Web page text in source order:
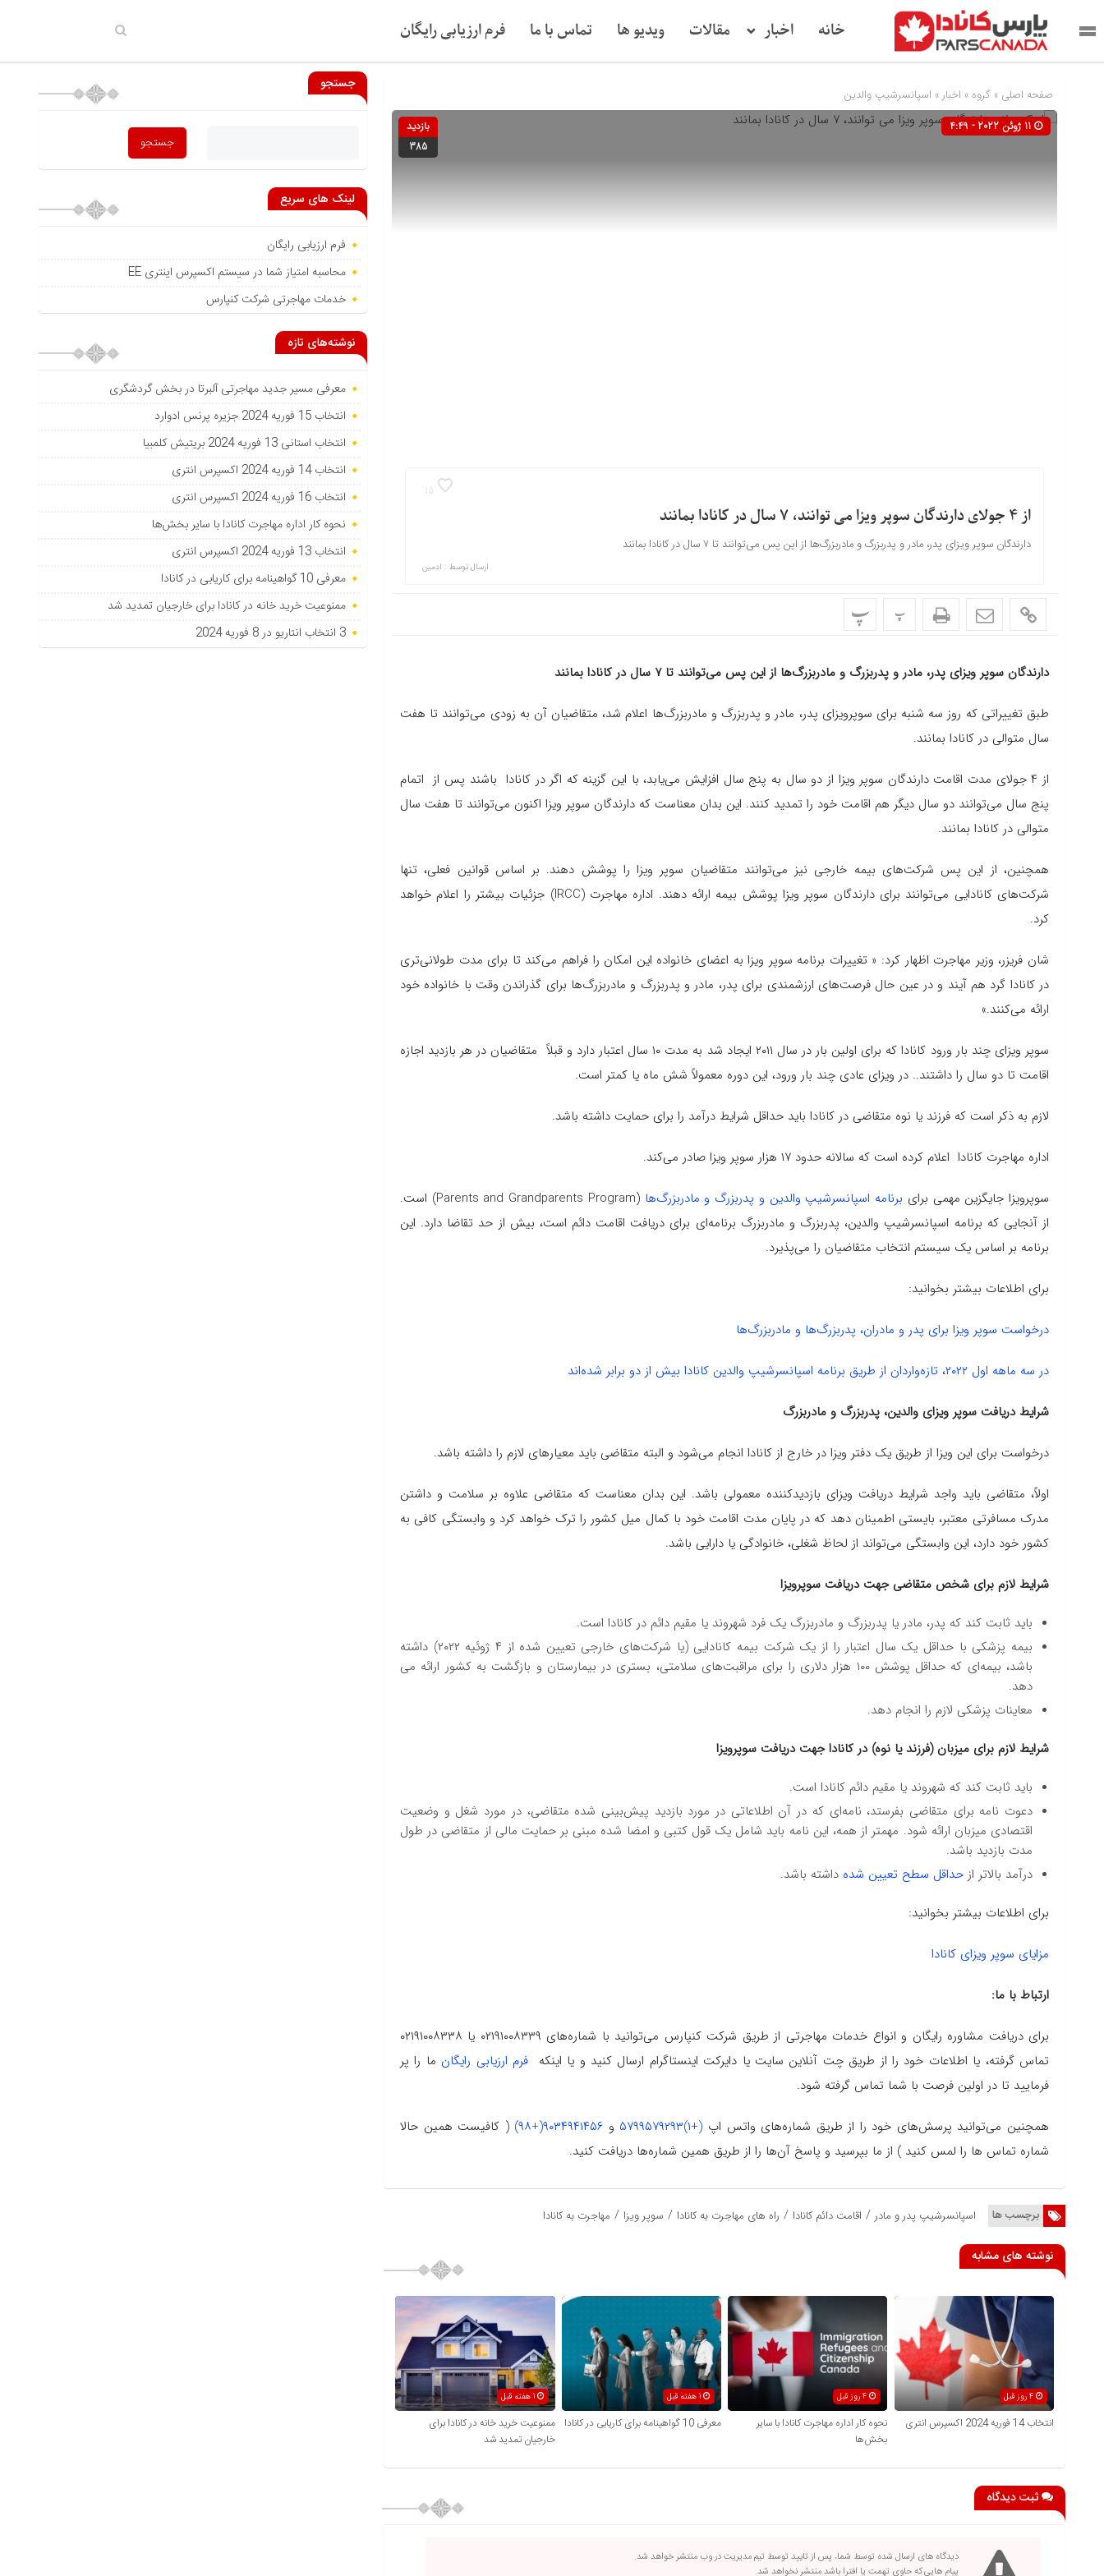
خانه اخبار مقالات ویدیو ها تماس با ما فرم ارزیابی رایگان
صفحه اصلی » گروه » اخبار » اسپانسرشیپ والدین
بازدید
385
15
از ۴ جولای دارندگان سوپر ویزا می توانند، ۷ سال در کانادا بمانند
دارندگان سوپر ویزای پدر، مادر و پدربزرگ‌ و مادربزرگ‌ها از این پس می‌توانند تا ۷ سال در کانادا بمانند
ارسال توسط : ادمین
پ پ
دارندگان سوپر ویزای پدر، مادر و پدربزرگ‌ و مادربزرگ‌ها از این پس می‌توانند تا ۷ سال در کانادا بمانند
طبق تغییراتی که روز سه شنبه برای سوپرویزای پدر، مادر و پدربزرگ و مادربزرگ‌ها اعلام شد، متقاضیان آن به زودی می‌توانند تا هفت
سال متوالی در کانادا بمانند.
از ۴ جولای مدت اقامت دارندگان سوپر ویزا از دو سال به پنج سال افزایش می‌یابد، با این گزینه که اگر در کانادا باشند پس از اتمام
پنج سال می‌توانند دو سال دیگر هم اقامت خود را تمدید کنند. این بدان معناست که دارندگان سوپر ویزا اکنون می‌توانند تا هفت سال
متوالی در کانادا بمانند.
همچنین، از این پس شرکت‌های بیمه خارجی نیز می‌توانند متقاضیان سوپر ویزا را پوشش دهند. بر اساس قوانین فعلی، تنها
شرکت‌های کانادایی می‌توانند برای دارندگان سوپر ویزا پوشش بیمه ارائه دهند. اداره مهاجرت (IRCC) جزئیات بیشتر را اعلام خواهد
کرد.
شان فریزر، وزیر مهاجرت اظهار کرد: « تغییرات برنامه سوپر ویزا به اعضای خانواده این امکان را فراهم می‌کند تا برای مدت طولانی‌تری
در کانادا گرد هم آیند و در عین حال فرصت‌های ارزشمندی برای پدر، مادر و پدربزرگ‌ و مادربزرگ‌ها برای گذراندن وقت با خانواده خود
ارائه می‌کنند.»
سوپر ویزای چند بار ورود کانادا که برای اولین بار در سال ۲۰۱۱ ایجاد شد به مدت ۱۰ سال اعتبار دارد و قبلاً متقاضیان در هر بازدید اجازه
اقامت تا دو سال را داشتند.. در ویزای عادی چند بار ورود، این دوره معمولاً شش ماه یا کمتر است.
لازم به ذکر است که فرزند یا نوه متقاضی در کانادا باید حداقل شرایط درآمد را برای حمایت داشته باشد.
اداره مهاجرت کانادا اعلام کرده است که سالانه حدود ۱۷ هزار سوپر ویزا صادر می‌کند.
سوپرویزا جایگزین مهمی برای برنامه اسپانسرشیپ والدین و پدربزرگ و مادربزرگ‌ها
(Parents and Grandparents Program) است.
از آنجایی که برنامه اسپانسرشیپ والدین، پدربزرگ‌ و مادربزرگ‌‌‌‌‌‌‌‌‌‌ برنامه‌ای برای دریافت اقامت دائم است، بیش از حد تقاضا دارد. این
برنامه بر اساس یک سیستم انتخاب متقاضیان را می‌پذیرد.
برای اطلاعات بیشتر بخوانید:
درخواست سوپر ویزا برای پدر و مادران، پدربزرگ‌ها و مادربزرگ‌ها
در سه ماهه اول ۲۰۲۲، تازه‌واردان از طریق برنامه اسپانسرشیپ والدین کانادا بیش از دو برابر شده‌‌اند
شرایط دریافت سوپر ویزای والدین، پدربزرگ و مادربزرگ
درخواست برای این ویزا از طریق یک دفتر ویزا در خارج از کانادا انجام می‌شود و البته متقاضی باید معیارهای لازم را داشته باشد.
اولاً، متقاضی باید واجد شرایط دریافت ویزای بازدیدکننده معمولی باشد. این بدان معناست که متقاضی علاوه بر سلامت و داشتن
مدرک مسافرتی معتبر، بایستی اطمینان دهد که در پایان مدت اقامت خود با کمال میل کشور را ترک خواهد کرد و وابستگی کافی به
کشور خود دارد، این وابستگی می‌تواند از لحاظ شغلی، خانوادگی یا دارایی باشد.
شرایط لازم برای شخص متقاضی جهت دریافت سوپرویزا
باید ثابت کند که پدر، مادر یا پدربزرگ و مادربزرگ یک فرد شهروند یا مقیم دائم در کانادا است.
بیمه پزشکی با حداقل یک سال اعتبار را از یک شرکت بیمه کانادایی (یا شرکت‌های خارجی تعیین شده از ۴ ژوئیه ۲۰۲۲) داشته
باشد، بیمه‌ای که حداقل پوشش ۱۰۰ هزار دلاری را برای مراقبت‌های سلامتی، بستری در بیمارستان و بازگشت به کشور ارائه می
دهد.
معاینات پزشکی لازم را انجام دهد.
شرایط لازم برای میزبان (فرزند یا نوه‌) در کانادا جهت دریافت سوپرویزا
باید ثابت کند که شهروند یا مقیم دائم کانادا است.
دعوت نامه برای متقاضی بفرستد، نامه‌ای که در آن اطلاعاتی در مورد بازدید پیش‌بینی شده متقاضی، در مورد شغل و وضعیت
اقتصادی میزبان ارائه شود. مهمتر از همه، این نامه باید شامل یک قول کتبی و امضا شده مبنی بر حمایت مالی از متقاضی در طول
مدت بازدید باشد.
درآمد بالاتر از حداقل سطح تعیین شده داشته باشد.
برای اطلاعات بیشتر بخوانید:
مزایای سوپر ویزای کانادا
ارتباط با ما:
برای دریافت مشاوره رایگان و انواع خدمات مهاجرتی از طریق شرکت کنپارس می‌توانید با شماره‌های ۰۲۱۹۱۰۰۸۳۳۹ یا ۰۲۱۹۱۰۰۸۳۳۸
تماس گرفته، یا اطلاعات خود را از طریق چت آنلاین سایت یا دایرکت اینستاگرام ارسال کنید و یا اینکه فرم ارزیابی رایگان ما را پر
فرمایید تا در اولین فرصت با شما تماس گرفته شود.
همچنین می‌توانید پرسش‌های خود را از طریق شماره‌های واتس اپ (+۱)۵۷۹۹۵۷۹۲۹۳ و ۹۰۳۴۹۴۱۴۵۶(+۹۸)
( کافیست همین حالا
شماره تماس ها را لمس کنید ) از ما بپرسید و پاسخ آن‌ها را از طریق همین شماره‌ها دریافت کنید.
برچسب ها اسپانسرشیپ پدر و مادر / اقامت دائم کانادا / راه های مهاجرت به کانادا / سوپر ویزا / مهاجرت به کانادا
نوشته های مشابه
4 روز قبل
انتخاب 14 فوریه 2024 اکسپرس انتری
4 روز قبل
نحوه کار اداره مهاجرت کانادا با سایر
بخش‌ها
1 هفته قبل
معرفی 10 گواهینامه برای کاریابی در کانادا
1 هفته قبل
ممنوعیت خرید خانه در کانادا برای
خارجیان تمدید شد
ثبت دیدگاه
دیدگاه های ارسال شده توسط شما، پس از تایید توسط تیم مدیریت در وب منتشر خواهد شد.
پیام هایی که حاوی تهمت یا افترا باشد منتشر نخواهد شد.
جستجو
لینک های سریع
فرم ارزیابی رایگان
محاسبه امتیاز شما در سیستم اکسپرس اینتری EE
خدمات مهاجرتی شرکت کنپارس
نوشته‌های تازه
معرفی مسیر جدید مهاجرتی آلبرتا در بخش گردشگری
انتخاب 15 فوریه 2024 جزیره پرنس ادوارد
انتخاب استانی 13 فوریه 2024 بریتیش کلمبیا
انتخاب 14 فوریه 2024 اکسپرس انتری
انتخاب 16 فوریه 2024 اکسپرس انتری
نحوه کار اداره مهاجرت کانادا با سایر بخش‌ها
انتخاب 13 فوریه 2024 اکسپرس انتری
معرفی 10 گواهینامه برای کاریابی در کانادا
ممنوعیت خرید خانه در کانادا برای خارجیان تمدید شد
3 انتخاب انتاریو در 8 فوریه 2024